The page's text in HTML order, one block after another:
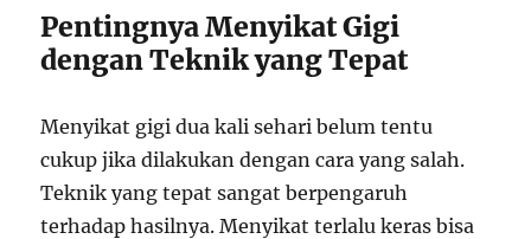
Pentingnya Menyikat Gigi
dengan Teknik yang Tepat
Menyikat gigi dua kali sehari belum tentu
cukup jika dilakukan dengan cara yang salah.
Teknik yang tepat sangat berpengaruh
terhadap hasilnya. Menyikat terlalu keras bisa